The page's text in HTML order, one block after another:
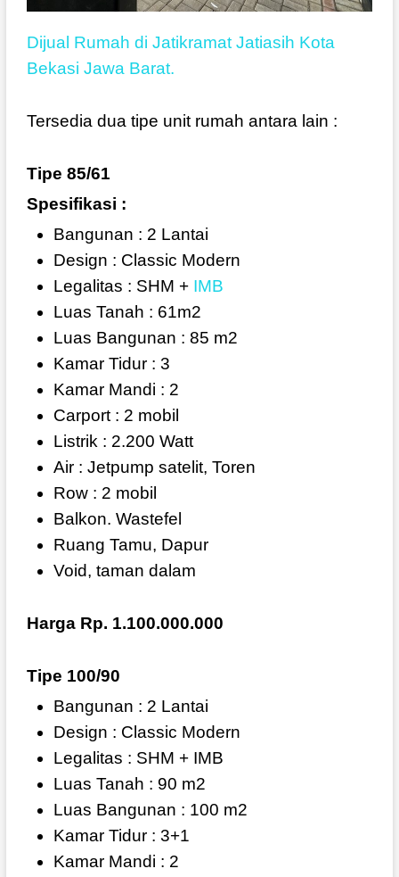
Dijual Rumah di Jatikramat Jatiasih Kota
Bekasi Jawa Barat.
Tersedia dua tipe unit rumah antara lain :
Tipe 85/61
Spesifikasi :
Bangunan : 2 Lantai
Design : Classic Modern
Legalitas : SHM + IMB
Luas Tanah : 61m2
Luas Bangunan : 85 m2
Kamar Tidur : 3
Kamar Mandi : 2
Carport : 2 mobil
Listrik : 2.200 Watt
Air : Jetpump satelit, Toren
Row : 2 mobil
Balkon. Wastefel
Ruang Tamu, Dapur
Void, taman dalam
Harga Rp. 1.100.000.000
Tipe 100/90
Bangunan : 2 Lantai
Design : Classic Modern
Legalitas : SHM + IMB
Luas Tanah : 90 m2
Luas Bangunan : 100 m2
Kamar Tidur : 3+1
Kamar Mandi : 2